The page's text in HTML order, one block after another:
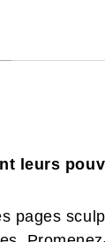
leurs
pages